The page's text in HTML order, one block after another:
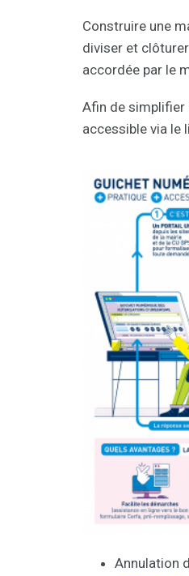
Construire une
diviser et
accordée par le
Afin de simplifier
accessible via le
Annulation